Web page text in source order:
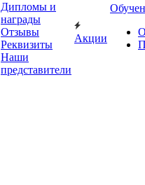
Дипломы и
награды
Отзывы
Реквизиты
Наши
представители
Акции